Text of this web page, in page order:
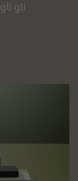
gli